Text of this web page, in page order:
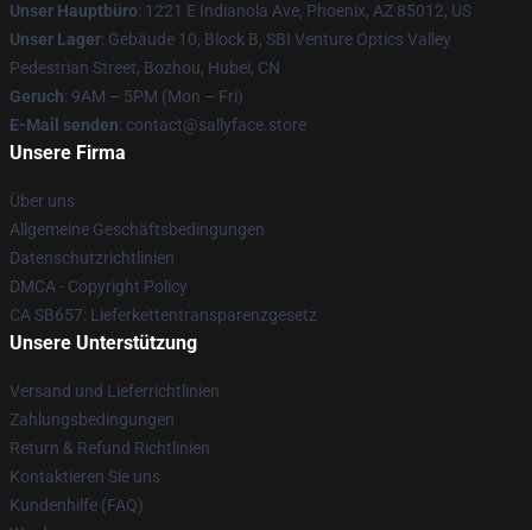
Unser Hauptbüro: 1221 E Indianola Ave, Phoenix, AZ 85012, US
Unser Lager: Gebäude 10, Block B, SBI Venture Optics Valley
Pedestrian Street, Bozhou, Hubei, CN
Geruch: 9AM – 5PM (Mon – Fri)
E-Mail senden: contact@sallyface.store
Unsere Firma
Über uns
Allgemeine Geschäftsbedingungen
Datenschutzrichtlinien
DMCA - Copyright Policy
CA SB657: Lieferkettentransparenzgesetz
Unsere Unterstützung
Versand und Lieferrichtlinien
Zahlungsbedingungen
Return & Refund Richtlinien
Kontaktieren Sie uns
Kundenhilfe (FAQ)